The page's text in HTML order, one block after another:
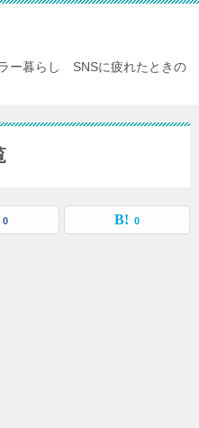
ー暮らし SNSに疲れたときの
0 0